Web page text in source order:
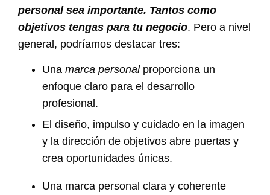
personal sea importante. Tantos como
objetivos tengas para tu negocio. Pero a nivel
general, podríamos destacar tres:
Una marca personalproporciona un
enfoque claro para el desarrollo
profesional.
El diseño, impulso y cuidado en la imagen
y la dirección de objetivos abre puertas y
crea oportunidades únicas.
Una marca personal clara y coherente